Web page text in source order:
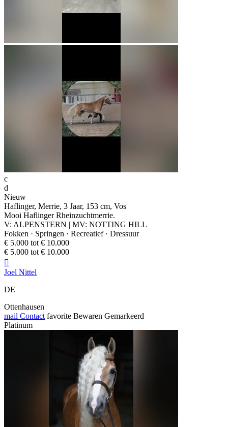
c
d
Nieuw
Haflinger, Merrie, 3 Jaar, 153 cm, Vos
Mooi Haflinger Rheinzuchtmerrie.
V: ALPENSTERN | MV: NOTTING HILL
Fokken · Springen · Recreatief · Dressuur
€ 5.000 tot € 10.000
€ 5.000 tot € 10.000

Joel Nittel
DE
Ottenhausen
mail Contact favorite Bewaren Gemarkeerd
Platinum